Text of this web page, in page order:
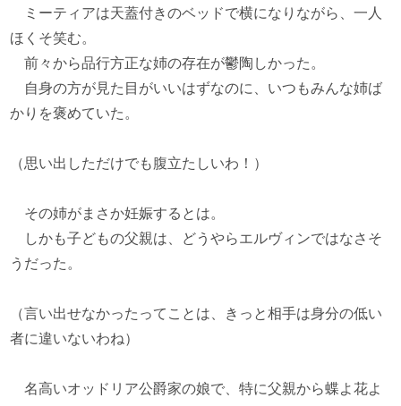
ミーティアは天蓋付きのベッドで横になりながら、一人
ほくそ笑む。
前々から品行方正な姉の存在が鬱陶しかった。
自身の方が見た目がいいはずなのに、いつもみんな姉ば
かりを褒めていた。
（思い出しただけでも腹立たしいわ！）
その姉がまさか妊娠するとは。
しかも子どもの父親は、どうやらエルヴィンではなさそ
うだった。
（言い出せなかったってことは、きっと相手は身分の低い
者に違いないわね）
名高いオッドリア公爵家の娘で、特に父親から蝶よ花よ